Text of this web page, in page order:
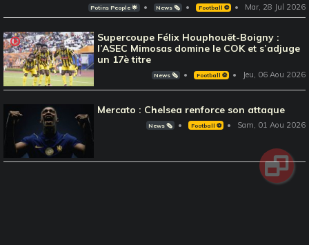
Potins People 🌟 News 🗞️ Football ⚽️ Mar, 28 Jul 2026
Supercoupe Félix Houphouët-Boigny :
l’ASEC Mimosas domine le COK et s’adjuge
un 17è titre
News 🗞️ Football ⚽️ Jeu, 06 Aou 2026
Mercato : Chelsea renforce son attaque
News 🗞️ Football ⚽️ Sam, 01 Aou 2026